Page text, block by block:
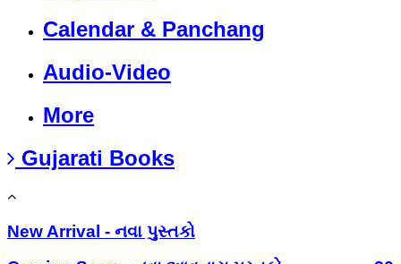
Calendar & Panchang
Audio-Video
More
Gujarati Books
New Arrival - નવા પુસ્તકો